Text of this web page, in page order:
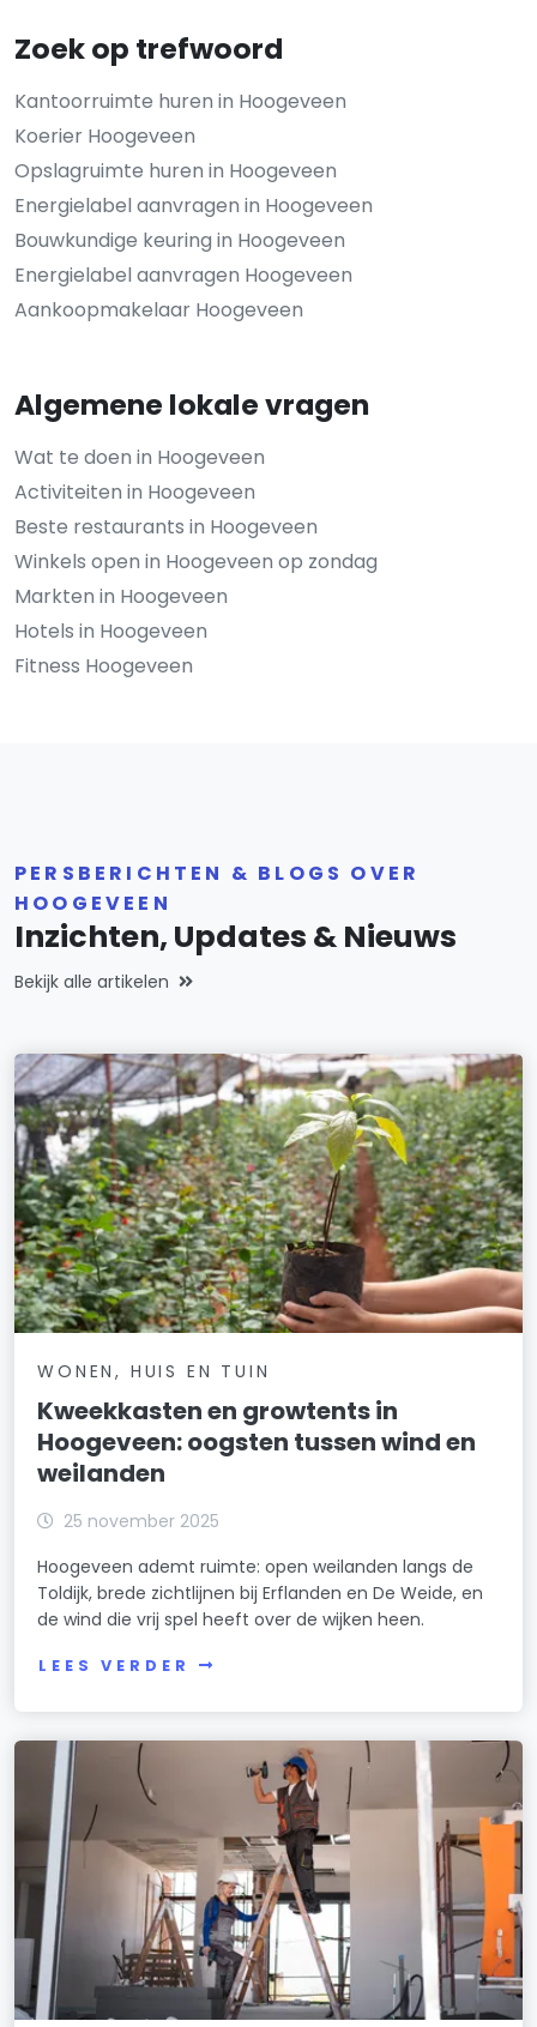
Zoek op trefwoord
Kantoorruimte huren in Hoogeveen
Koerier Hoogeveen
Opslagruimte huren in Hoogeveen
Energielabel aanvragen in Hoogeveen
Bouwkundige keuring in Hoogeveen
Energielabel aanvragen Hoogeveen
Aankoopmakelaar Hoogeveen
Algemene lokale vragen
Wat te doen in Hoogeveen
Activiteiten in Hoogeveen
Beste restaurants in Hoogeveen
Winkels open in Hoogeveen op zondag
Markten in Hoogeveen
Hotels in Hoogeveen
Fitness Hoogeveen
PERSBERICHTEN & BLOGS OVER
HOOGEVEEN
Inzichten, Updates & Nieuws
Bekijk alle artikelen
WONEN, HUIS EN TUIN
Kweekkasten en growtents in
Hoogeveen: oogsten tussen wind en
weilanden
25 november 2025
Hoogeveen ademt ruimte: open weilanden langs de
Toldijk, brede zichtlijnen bij Erflanden en De Weide, en
de wind die vrij spel heeft over de wijken heen.
LEES VERDER